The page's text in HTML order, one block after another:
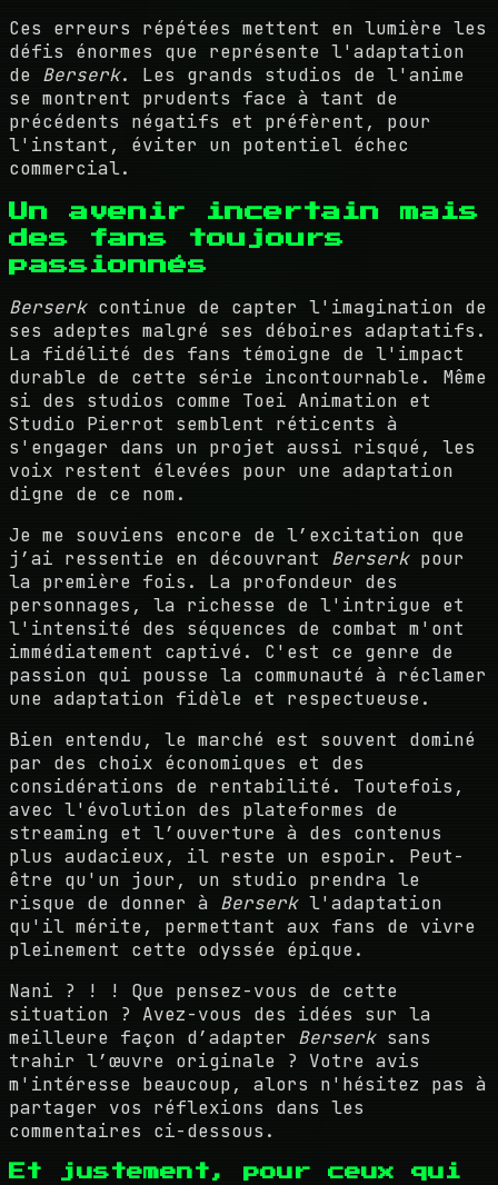
Ces erreurs répétées mettent en lumière les
défis énormes que représente l'adaptation
de Berserk. Les grands studios de l'anime
se montrent prudents face à tant de
précédents négatifs et préfèrent, pour
l'instant, éviter un potentiel échec
commercial.
Un avenir incertain mais
des fans toujours
passionnés
Berserkcontinue de capter l'imagination de
ses adeptes malgré ses déboires adaptatifs.
La fidélité des fans témoigne de l'impact
durable de cette série incontournable. Même
si des studios comme Toei Animation et
Studio Pierrot semblent réticents à
s'engager dans un projet aussi risqué, les
voix restent élevées pour une adaptation
digne de ce nom.
Je me souviens encore de l’excitation que
j’ai ressentie en découvrant Berserkpour
la première fois. La profondeur des
personnages, la richesse de l'intrigue et
l'intensité des séquences de combat m'ont
immédiatement captivé. C'est ce genre de
passion qui pousse la communauté à réclamer
une adaptation fidèle et respectueuse.
Bien entendu, le marché est souvent dominé
par des choix économiques et des
considérations de rentabilité. Toutefois,
avec l'évolution des plateformes de
streaming et l’ouverture à des contenus
plus audacieux, il reste un espoir. Peut-
être qu'un jour, un studio prendra le
risque de donner à Berserkl'adaptation
qu'il mérite, permettant aux fans de vivre
pleinement cette odyssée épique.
Nani ? ! ! Que pensez-vous de cette
situation ? Avez-vous des idées sur la
meilleure façon d’adapter Berserksans
trahir l’œuvre originale ? Votre avis
m'intéresse beaucoup, alors n'hésitez pas à
partager vos réflexions dans les
commentaires ci-dessous.
Et justement, pour ceux qui